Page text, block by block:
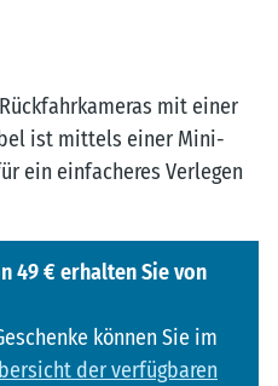
mit einer
ist mittels einer Mini-
ein einfacheres Verlegen
49 € erhalten Sie von
können Sie im
der verfügbaren